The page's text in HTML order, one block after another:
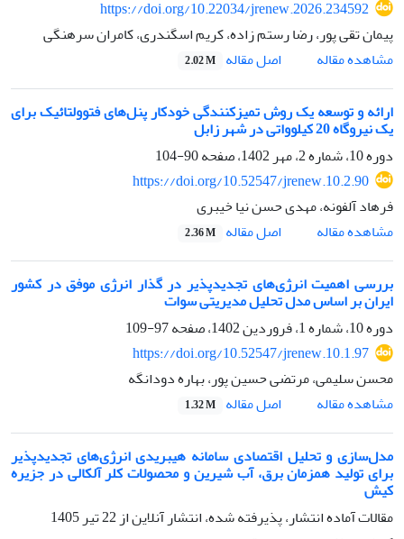
https://doi.org/10.22034/jrenew.2026.234592
پیمان تقی پور، رضا رستم زاده، کریم اسگندری، کامران سرهنگی
مشاهده مقاله
اصل مقاله 2.02 M
ارائه و توسعه یک روش تمیزکنندگی خودکار پنل‌های فتوولتائیک برای
یک نیروگاه 20 کیلوواتی در شهر زابل
دوره 10، شماره 2، مهر 1402، صفحه
90-104
https://doi.org/10.52547/jrenew.10.2.90
فرهاد آلفونه، مهدی حسن نیا خیبری
مشاهده مقاله
اصل مقاله 2.36 M
بررسی اهمیت انرژی‌های تجدیدپذیر در گذار انرژی موفق در کشور
ایران بر اساس مدل تحلیل مدیریتی سوات
دوره 10، شماره 1، فروردین 1402، صفحه
97-109
https://doi.org/10.52547/jrenew.10.1.97
محسن سلیمی، مرتضی حسین پور، بهاره دودانگه
مشاهده مقاله
اصل مقاله 1.32 M
مدل‌سازی و تحلیل اقتصادی سامانه هیبریدی انرژی‌های تجدیدپذیر
برای تولید همزمان برق، آب شیرین و محصولات کلر آلکالی در جزیره
کیش
مقالات آماده انتشار، پذیرفته شده، انتشار آنلاین از22 تیر 1405